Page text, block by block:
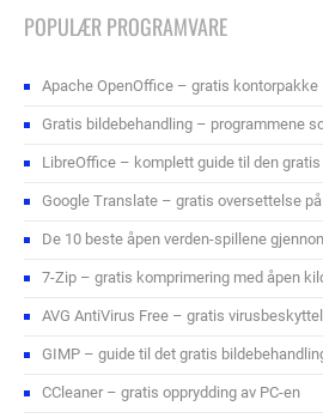
POPULÆR PROGRAMVARE
Apache OpenOffice – gratis kontorpakke
Gratis bildebehandling – programmene
LibreOffice – komplett guide til den
Google Translate – gratis oversettelse
De 10 beste åpen verden-spillene
7-Zip – gratis komprimering med åpen
AVG AntiVirus Free – gratis
GIMP – guide til det gratis
CCleaner – gratis opprydding av PC-en